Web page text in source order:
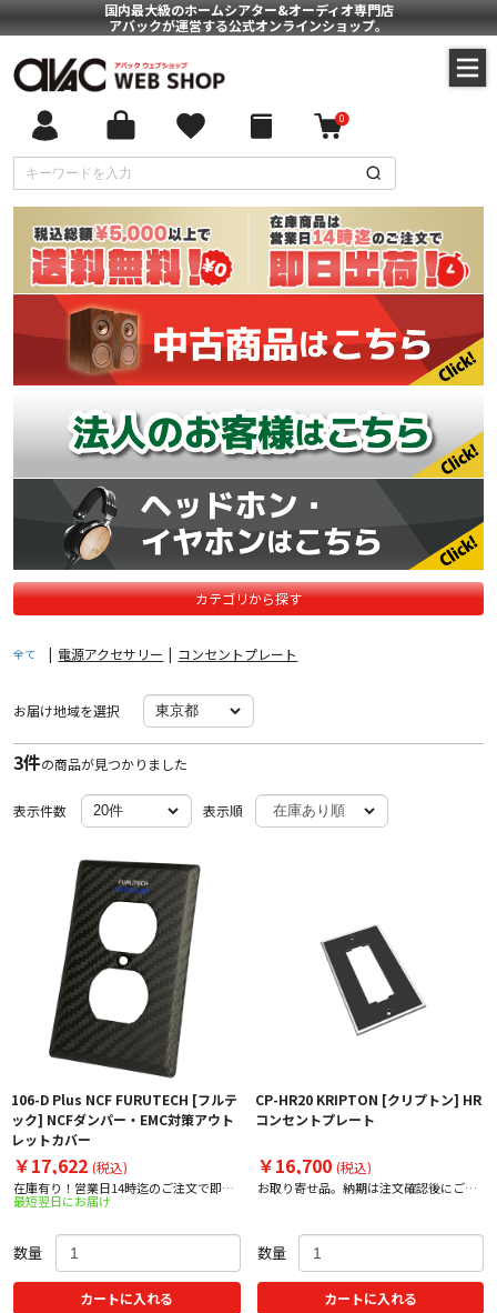
国内最大級のホームシアター&オーディオ専門店
アバックが運営する公式オンラインショップ。
0
カテゴリから探す
全て | 電源アクセサリー | コンセントプレート
お届け地域を選択
3件の商品が見つかりました
表示件数 表示順
106-D Plus NCF FURUTECH [フルテ
ック] NCFダンパー・EMC対策アウト
レットカバー
￥17,622 (税込)
在庫有り！営業日14時迄のご注文で即日
出荷！
最短翌日にお届け
数量
カートに入れる
CP-HR20 KRIPTON [クリプトン] HR
コンセントプレート
￥16,700 (税込)
お取り寄せ品。納期は注文確認後にご案
数量
カートに入れる